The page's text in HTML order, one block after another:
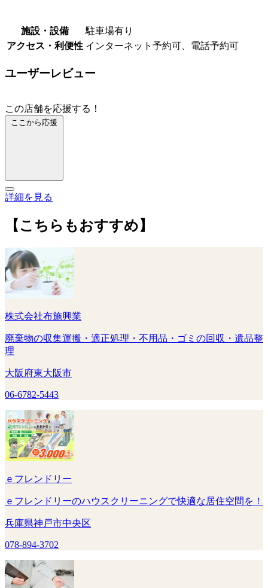
施設・設備
駐車場有り
アクセス・利便性 インターネット予約可、電話予約可
ユーザーレビュー
この店舗を応援する！
ここから応援
詳細を見る
【こちらもおすすめ】
株式会社布施興業
廃棄物の収集運搬・適正処理・不用品・ゴミの回収・遺品整
理
大阪府東大阪市
06-6782-5443
ｅフレンドリー
ｅフレンドリーのハウスクリーニングで快適な居住空間を！
兵庫県神戸市中央区
078-894-3702